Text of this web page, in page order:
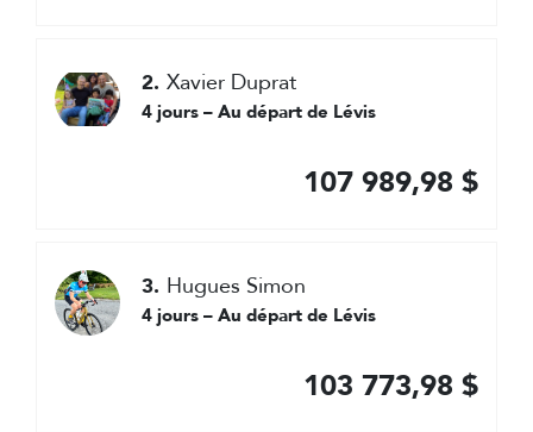
2. Xavier Duprat
4 jours – Au départ de Lévis
107 989,98 $
3. Hugues Simon
4 jours – Au départ de Lévis
103 773,98 $